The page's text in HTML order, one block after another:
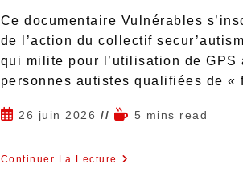
Ce documentaire Vulnérables
de l’action du collectif
qui milite pour l’utilisation de GPS
personnes autistes qualifiées de «
26 juin 2026 5 mins read
Continuer La Lecture